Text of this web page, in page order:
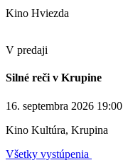
Kino Hviezda
V predaji
Silné reči v Krupine
16. septembra 2026 19:00
Kino Kultúra, Krupina
Všetky vystúpenia